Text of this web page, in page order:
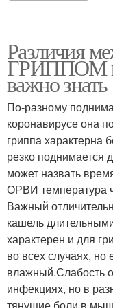
Различия
ГРИППОМ и
важно знать
По-разному
коронавирусе она
гриппа характерна
резко поднимается
может назвать
ОРВИ температура
Важный
кашель
характерен и для
во всех случаях, но
влажный.Слабость
инфекциях, но в